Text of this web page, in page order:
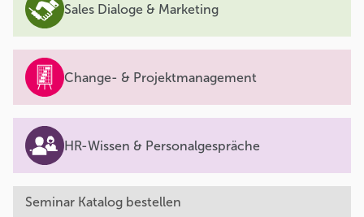
Sales Dialoge & Marketing
Change- & Projektmanagement
HR-Wissen & Personalgespräche
Seminar Katalog bestellen